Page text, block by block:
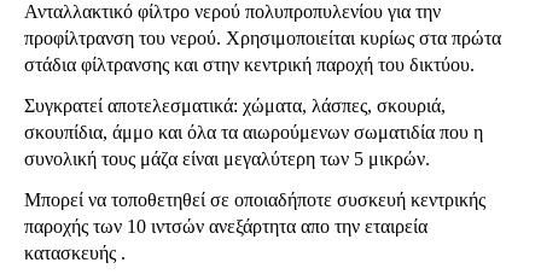
Ανταλλακτικό φίλτρο νερού πολυπροπυλενίου για την
προφίλτρανση του νερού. Χρησιμοποιείται κυρίως στα πρώτα
στάδια φίλτρανσης και στην κεντρική παροχή του δικτύου.
Συγκρατεί αποτελεσματικά: χώματα, λάσπες, σκουριά,
σκουπίδια, άμμο και όλα τα αιωρούμενων σωματιδία που η
συνολική τους μάζα είναι μεγαλύτερη των 5 μικρών.
Μπορεί να τοποθετηθεί σε οποιαδήποτε συσκευή κεντρικής
παροχής των 10 ιντσών ανεξάρτητα απο την εταιρεία
κατασκευής .